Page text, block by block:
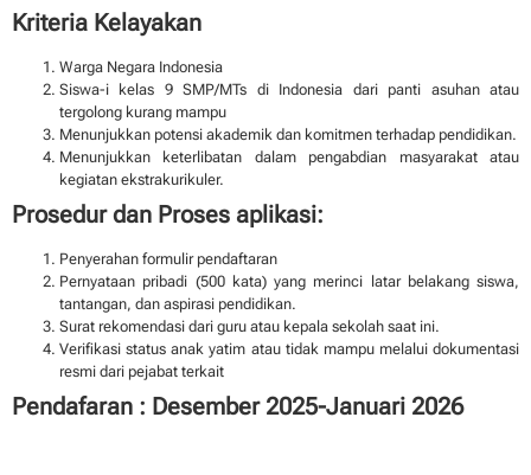
Kriteria Kelayakan
Warga Negara Indonesia
Siswa-i kelas 9 SMP/MTs di Indonesia dari panti asuhan atau
tergolong kurang mampu
Menunjukkan potensi akademik dan komitmen terhadap pendidikan.
Menunjukkan keterlibatan dalam pengabdian masyarakat atau
kegiatan ekstrakurikuler.
Prosedur dan Proses aplikasi:
Penyerahan formulir pendaftaran
Pernyataan pribadi (500 kata) yang merinci latar belakang siswa,
tantangan, dan aspirasi pendidikan.
Surat rekomendasi dari guru atau kepala sekolah saat ini.
Verifikasi status anak yatim atau tidak mampu melalui dokumentasi
resmi dari pejabat terkait
Pendafaran : Desember 2025-Januari 2026